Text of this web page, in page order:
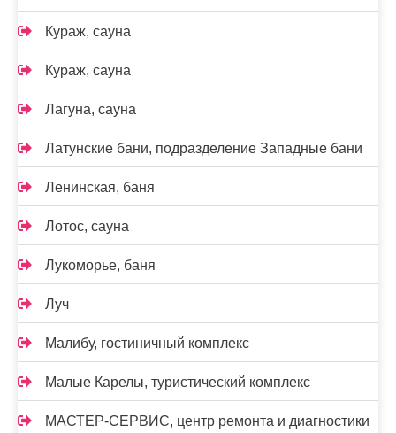
Кураж, сауна
Кураж, сауна
Лагуна, сауна
Латунские бани, подразделение Западные бани
Ленинская, баня
Лотос, сауна
Лукоморье, баня
Луч
Малибу, гостиничный комплекс
Малые Карелы, туристический комплекс
МАСТЕР-СЕРВИС, центр ремонта и диагностики